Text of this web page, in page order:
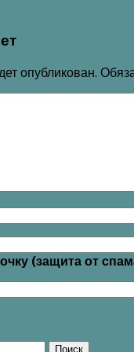
опубликован.
(защита от